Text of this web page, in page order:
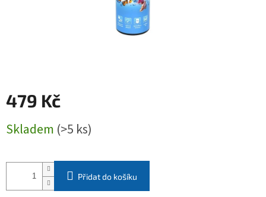
479 Kč
cena:
Skladem (>5 ks)
Přidat do košíku